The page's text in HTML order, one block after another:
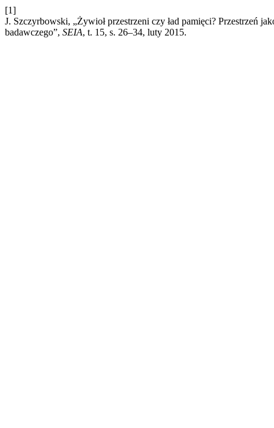
[1]
J. Szczyrbowski, „Żywioł przestrzeni czy ład pamięci? Przestrzeń
badawczego”, SEIA, t. 15, s. 26–34, luty 2015.